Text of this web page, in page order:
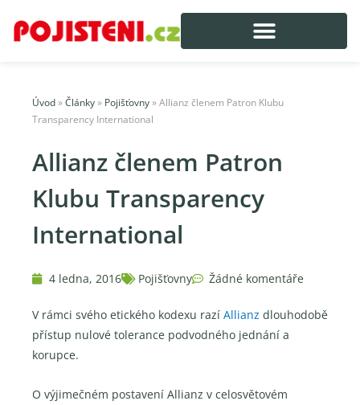
Úvod » Články » Pojišťovny » Allianz členem Patron Klubu
Transparency International
Allianz členem Patron
Klubu Transparency
International
4 ledna, 2016 Pojišťovny Žádné komentáře
V rámci svého etického kodexu razí Allianz dlouhodobě
přístup nulové tolerance podvodného jednání a
korupce.
O výjimečném postavení Allianz v celosvětovém